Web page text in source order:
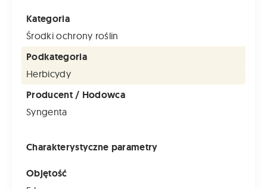
Kategoria
Środki ochrony roślin
Podkategoria
Herbicydy
Producent / Hodowca
Syngenta
Charakterystyczne parametry
Objętość